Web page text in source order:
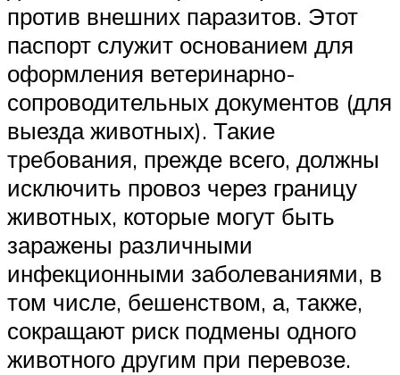
против внешних паразитов. Этот
паспорт служит основанием для
оформления ветеринарно-
сопроводительных документов (для
выезда животных). Такие
требования, прежде всего, должны
исключить провоз через границу
животных, которые могут быть
заражены различными
инфекционными заболеваниями, в
том числе, бешенством, а, также,
сокращают риск подмены одного
животного другим при перевозе.